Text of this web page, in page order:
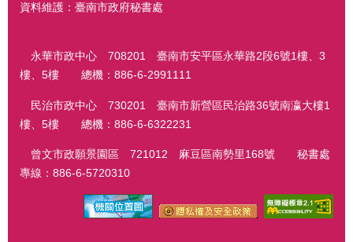
資料維護：臺南市政府秘書處
永華市政中心 708201 臺南市安平區永華路2段6號1樓、3
樓、5樓 總機：886-6-2991111
民治市政中心 730201 臺南市新營區民治路36號南瀛大樓1
樓、5樓 總機：886-6-6322231
曾文市政願景園區 721012 麻豆區南勢里168號 秘書處
專線：886-6-5720310